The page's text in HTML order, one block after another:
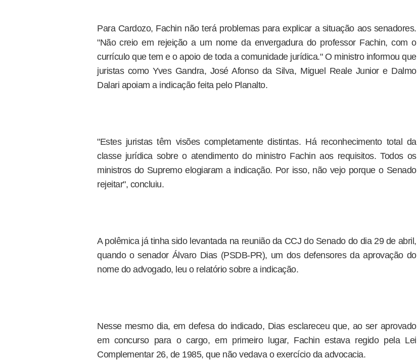
Para Cardozo, Fachin não terá problemas para explicar a situação aos senadores.
"Não creio em rejeição a um nome da envergadura do professor Fachin, com o
currículo que tem e o apoio de toda a comunidade jurídica." O ministro informou que
juristas como Yves Gandra, José Afonso da Silva, Miguel Reale Junior e Dalmo
Dalari apoiam a indicação feita pelo Planalto.
"Estes juristas têm visões completamente distintas. Há reconhecimento total da
classe jurídica sobre o atendimento do ministro Fachin aos requisitos. Todos os
ministros do Supremo elogiaram a indicação. Por isso, não vejo porque o Senado
rejeitar", concluiu.
A polêmica já tinha sido levantada na reunião da CCJ do Senado do dia 29 de abril,
quando o senador Álvaro Dias (PSDB-PR), um dos defensores da aprovação do
nome do advogado, leu o relatório sobre a indicação.
Nesse mesmo dia, em defesa do indicado, Dias esclareceu que, ao ser aprovado
em concurso para o cargo, em primeiro lugar, Fachin estava regido pela Lei
Complementar 26, de 1985, que não vedava o exercício da advocacia.